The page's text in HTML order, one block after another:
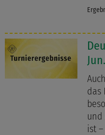
das
und
ist